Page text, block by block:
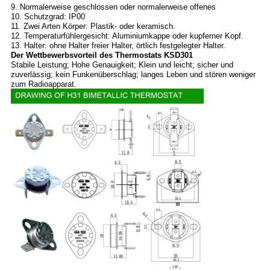
9. Normalerweise geschlossen oder normalerweise offenes
10. Schutzgrad: IP00
11. Zwei Arten Körper: Plastik- oder keramisch.
12. Temperaturfühlergesicht: Aluminiumkappe oder kupferner Kopf.
13. Halter: ohne Halter freier Halter, örtlich festgelegter Halter.
Der Wettbewerbsvorteil des Thermostats KSD301
Stabile Leistung; Hohe Genauigkeit; Klein und leicht; sicher und
zuverlässig; kein Funkenüberschlag; langes Leben und stören weniger
zum Radioapparat.